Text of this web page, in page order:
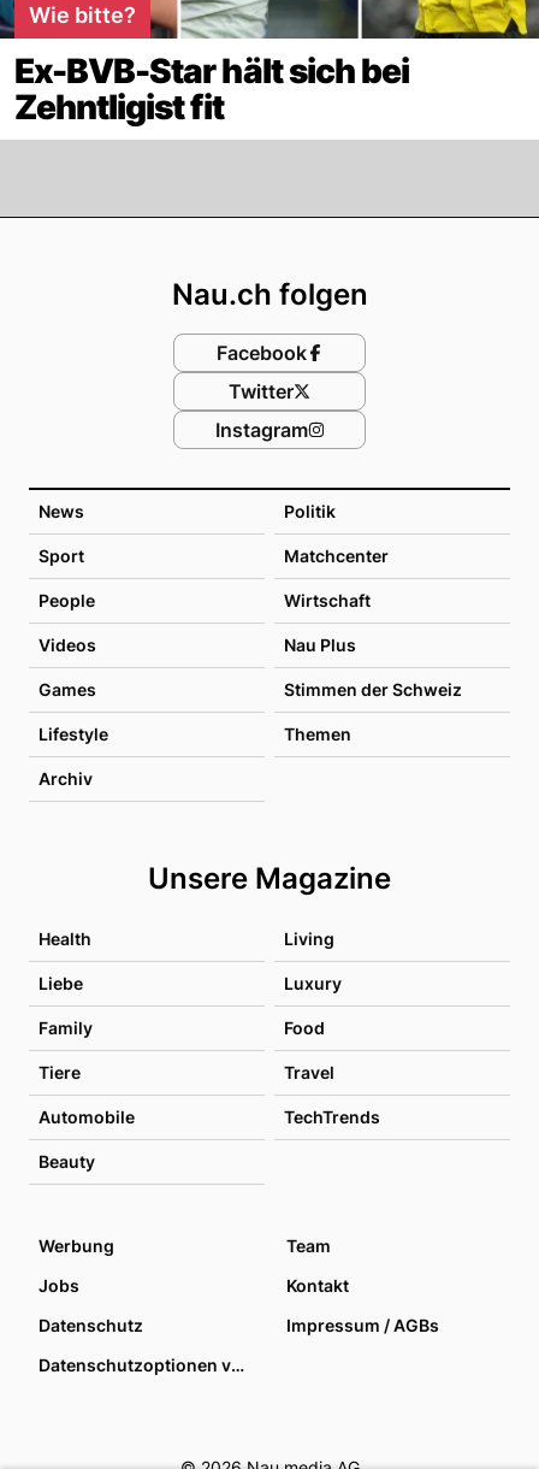
Wie bitte?
Ex-BVB-Star hält sich bei
Zehntligist fit
News Politik
Sport Matchcenter
People Wirtschaft
Videos Nau Plus
Games Stimmen der Schweiz
Lifestyle Themen
Archiv
Unsere Magazine
Health Living
Liebe Luxury
Family Food
Tiere Travel
Automobile TechTrends
Beauty
Nau.ch folgen
Facebook
Twitter
Instagram
Werbung
Team
Jobs
Kontakt
Datenschutz
Impressum / AGBs
Datenschutzoptionen verwalten